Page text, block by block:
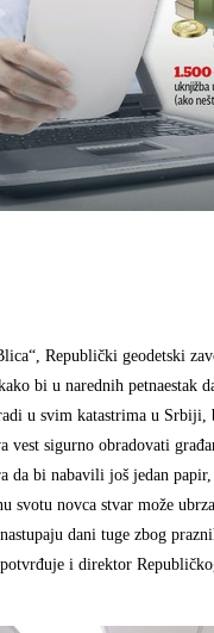
Republički geodetski
bi u narednih petnaestak
u svim katastrima u
vest sigurno obradovati
da bi nabavili još jedan
svotu novca stvar može
dani tuge zbog
i direktor